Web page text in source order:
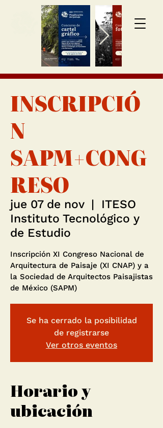
Inscripción >>>
INSCRIPCIÓ
N
SAPM+CONG
RESO
jue 07 de nov
  |
ITESO
Instituto Tecnológico y
de Estudio
Inscripción XI Congreso Nacional de
Arquitectura de Paisaje (XI CNAP) y a
la Sociedad de Arquitectos Paisajistas
de México (SAPM)
Se ha cerrado la posibilidad
de registrarse
Ver otros eventos
Horario y
ubicación